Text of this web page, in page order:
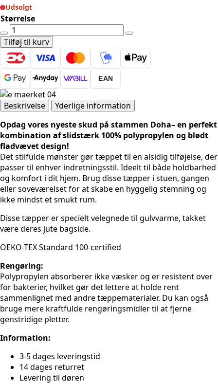
Udsolgt
Størrelse
Moderne
tæppe
-
Doha
1657
Cream
antal
Tilføj til kurv
EAN
Beskrivelse
Yderlige information
Opdag vores nyeste skud på stammen Doha– en perfekt
kombination af slidstærk 100% polypropylen og blødt
fladvævet design!
Det stilfulde mønster gør tæppet til en alsidig tilføjelse, der
passer til enhver indretningsstil. Ideelt til både holdbarhed
og komfort i dit hjem. Brug disse tæpper i stuen, gangen
eller soveværelset for at skabe en hyggelig stemning og
ikke mindst et smukt rum.
Disse tæpper er specielt velegnede til gulvvarme, takket
være deres jute bagside.
OEKO-TEX Standard 100-certified
Rengøring:
Polypropylen absorberer ikke væsker og er resistent over
for bakterier, hvilket gør det lettere at holde rent
sammenlignet med andre tæppematerialer. Du kan også
bruge mere kraftfulde rengøringsmidler til at fjerne
genstridige pletter.
Information:
3-5 dages leveringstid
14 dages returret
Levering til døren